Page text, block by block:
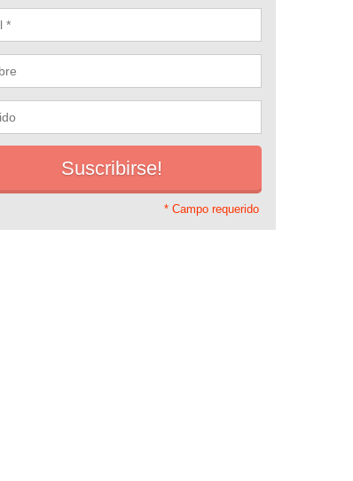
* Campo requerido